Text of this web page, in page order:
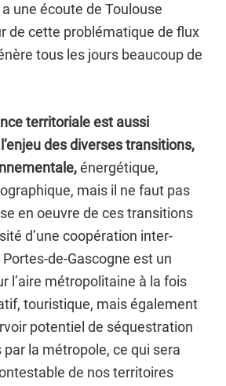
une écoute de Toulouse
de cette problématique de flux
tous les jours beaucoup de
territoriale est aussi
des diverses transitions,
énergétique,
mais il ne faut pas
en oeuvre de ces transitions
d’une coopération inter-
de-Gascogne est un
l’aire métropolitaine à la fois
touristique, mais également
potentiel de séquestration
la métropole, ce qui sera
de nos territoires